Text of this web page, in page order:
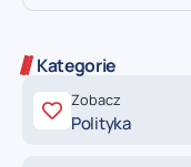
Kategorie
Zobacz
Polityka